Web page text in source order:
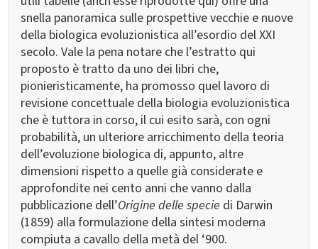
snella panoramica sulle prospettive vecchie e nuove
della biologica evoluzionistica all’esordio del XXI
secolo. Vale la pena notare che l’estratto qui
proposto è tratto da uno dei libri che,
pionieristicamente, ha promosso quel lavoro di
revisione concettuale della biologia evoluzionistica
che è tuttora in corso, il cui esito sarà, con ogni
probabilità, un ulteriore arricchimento della teoria
dell’evoluzione biologica di, appunto, altre
dimensioni rispetto a quelle già considerate e
approfondite nei cento anni che vanno dalla
pubblicazione dell’Origine delle specie di Darwin
(1859) alla formulazione della sintesi moderna
compiuta a cavallo della metà del ‘900.